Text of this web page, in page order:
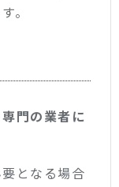
。
専門の業者に
となる場合